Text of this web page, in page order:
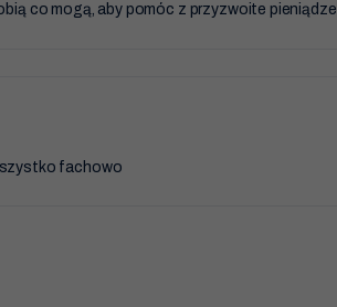
co mogą, aby pomóc z przyzwoite pieniądze
fachowo